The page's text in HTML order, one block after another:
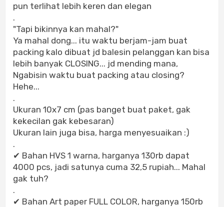
pun terlihat lebih keren dan elegan
.
"Tapi bikinnya kan mahal?"
Ya mahal dong... itu waktu berjam-jam buat
packing kalo dibuat jd balesin pelanggan kan bisa
lebih banyak CLOSING... jd mending mana,
Ngabisin waktu buat packing atau closing?
Hehe...
.
Ukuran 10x7 cm (pas banget buat paket, gak
kekecilan gak kebesaran)
Ukuran lain juga bisa, harga menyesuaikan :)
.
✔ Bahan HVS 1 warna, harganya 130rb dapat
4000 pcs, jadi satunya cuma 32,5 rupiah... Mahal
gak tuh?
.
✔ Bahan Art paper FULL COLOR, harganya 150rb